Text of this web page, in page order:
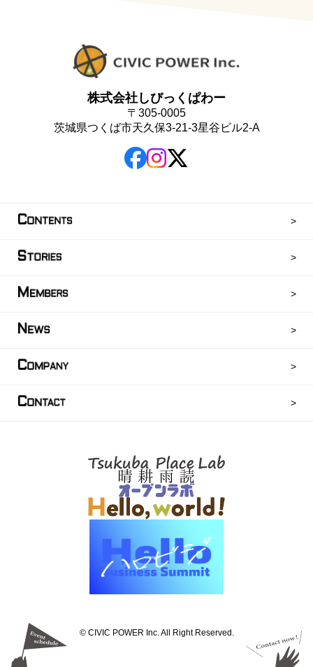
株式会社しびっくぱわー
〒305-0005
茨城県つくば市天久保3-21-3星谷ビル2-A
CONTENTS
STORIES
M EMBERS
N EWS
COMPANY
CONTACT
©︎ CIVIC POWER Inc. All Right Reserved.